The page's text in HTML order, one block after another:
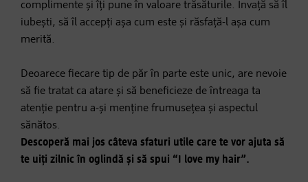
complimente și îți pune în valoare trăsăturile. Învață să îl
iubești, să îl accepți așa cum este și răsfață-l așa cum
merită.
Deoarece fiecare tip de păr în parte este unic, are nevoie
să fie tratat ca atare și să beneficieze de întreaga ta
atenție pentru a-și menține frumusețea și aspectul
sănătos.
Descoperă mai jos câteva sfaturi utile care te vor ajuta să
te uiți zilnic în oglindă și să spui “I love my hair”.